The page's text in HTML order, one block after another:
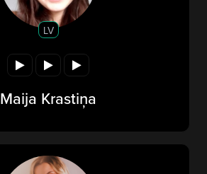
LV
Maija Krastiņa